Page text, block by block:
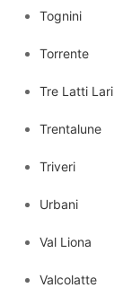
Tognini
Torrente
Tre Latti Lari
Trentalune
Triveri
Urbani
Val Liona
Valcolatte